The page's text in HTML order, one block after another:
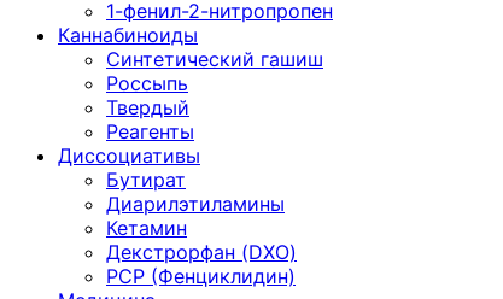
1-фенил-2-нитропропен
Каннабиноиды
Синтетический гашиш
Россыпь
Твердый
Реагенты
Диссоциативы
Бутират
Диарилэтиламины
Кетамин
Декстрорфан (DXO)
PCP (Фенциклидин)